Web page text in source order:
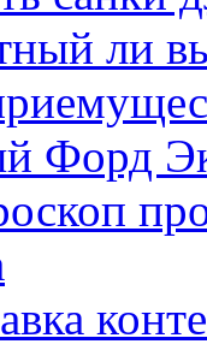
ли
Форд